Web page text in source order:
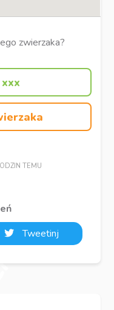
zwierzaka?
TEMU
Tweetinj